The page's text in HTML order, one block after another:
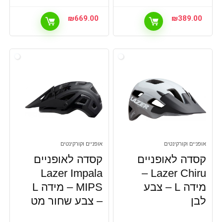
₪389.00
₪669.00
אופניים וקורקינטים
קסדה לאופניים
Lazer Chiru –
מידה L – צבע
לבן
אופניים וקורקינטים
קסדה לאופניים
Lazer Impala
MIPS – מידה L
– צבע שחור מט